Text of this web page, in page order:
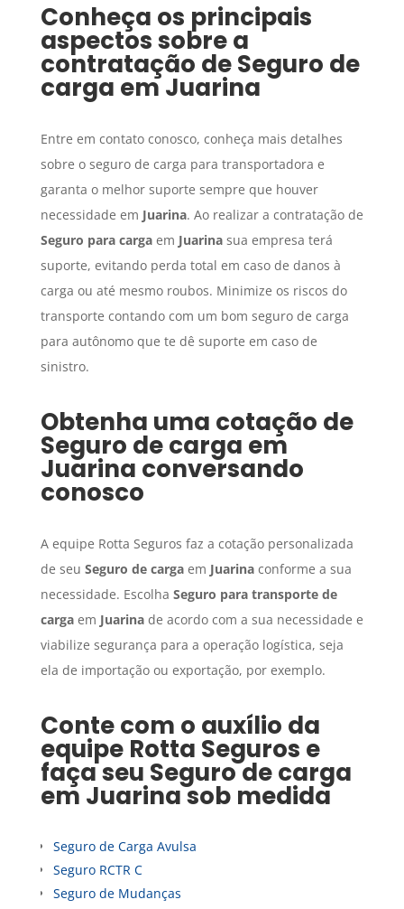
Conheça os principais
aspectos sobre a
contratação deSeguro de
carga emJuarina
Entre em contato conosco, conheça mais detalhes
sobre o seguro de carga para transportadora e
garanta o melhor suporte sempre que houver
necessidade em Juarina. Ao realizar a contratação de
Seguro para cargaem Juarinasua empresa terá
suporte, evitando perda total em caso de danos à
carga ou até mesmo roubos. Minimize os riscos do
transporte contando com um bom seguro de carga
para autônomo que te dê suporte em caso de
sinistro.
Obtenha uma cotação de
Seguro de carga em
Juarina conversando
conosco
A equipe Rotta Seguros faz a cotação personalizada
de seu Seguro de cargaem Juarinaconforme a sua
necessidade. Escolha Seguro para transporte de
cargaem Juarinade acordo com a sua necessidade e
viabilize segurança para a operação logística, seja
ela de importação ou exportação, por exemplo.
Conte com o auxílio da
equipe Rotta Seguros e
faça seu Seguro de carga
em Juarinasob medida
Seguro de Carga Avulsa
Seguro RCTR C
Seguro de Mudanças